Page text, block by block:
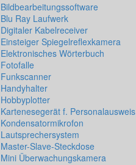
Bildbearbeitungssoftware
Blu Ray Laufwerk
Digitaler Kabelreceiver
Einsteiger Spiegelreflexkamera
Elektronisches Wörterbuch
Fotofalle
Funkscanner
Handyhalter
Hobbyplotter
Kartenesegerät f. Personalausweis
Kondensatormikrofon
Lautsprechersystem
Master-Slave-Steckdose
Mini Überwachungskamera